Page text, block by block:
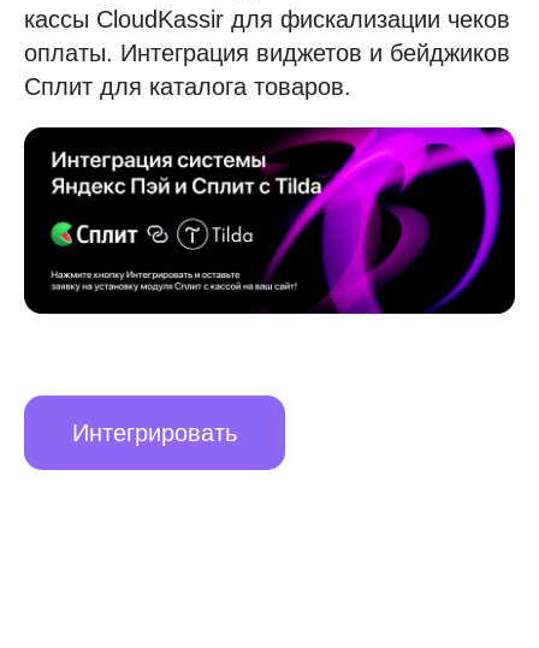
кассы CloudKassir для фискализации чеков
оплаты. Интеграция виджетов и бейджиков
Сплит для каталога товаров.
Интегрировать